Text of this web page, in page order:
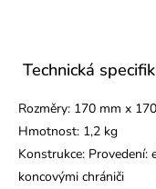
Technická
Rozměry: 170 mm x
Hmotnost: 1,2 kg
Konstrukce:
koncovými chrániči